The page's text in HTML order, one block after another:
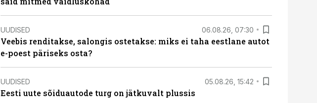
UUDISED 06.08.26, 07:30
Veebis renditakse, salongis ostetakse: miks ei taha eestlane autot
e-poest päriseks osta?
UUDISED 05.08.26, 15:42
Eesti uute sõiduautode turg on jätkuvalt plussis